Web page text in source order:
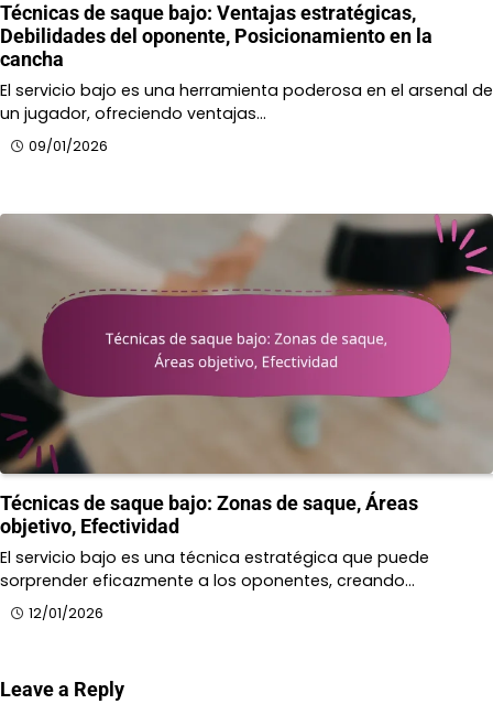
Técnicas de saque bajo: Ventajas estratégicas,
Debilidades del oponente, Posicionamiento en la
cancha
El servicio bajo es una herramienta poderosa en el arsenal de
un jugador, ofreciendo ventajas…
09/01/2026
Técnicas de saque bajo: Zonas de saque, Áreas
objetivo, Efectividad
El servicio bajo es una técnica estratégica que puede
sorprender eficazmente a los oponentes, creando…
12/01/2026
Leave a Reply